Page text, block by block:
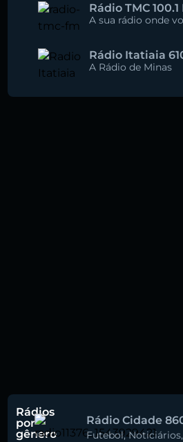
Rádio TMC 100.1
A sua rádio onde
Rádio Itatiaia
A Rádio de Minas
Rádios
por
gênero
Rádio Cidade
Futebol,Noticiários,